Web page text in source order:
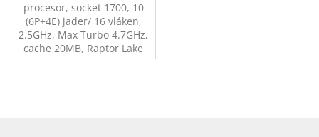
procesor, socket 1700, 10
(6P+4E) jader/ 16 vláken,
2.5GHz, Max Turbo 4.7GHz,
cache 20MB, Raptor Lake
(14. gen.), grafické jádro